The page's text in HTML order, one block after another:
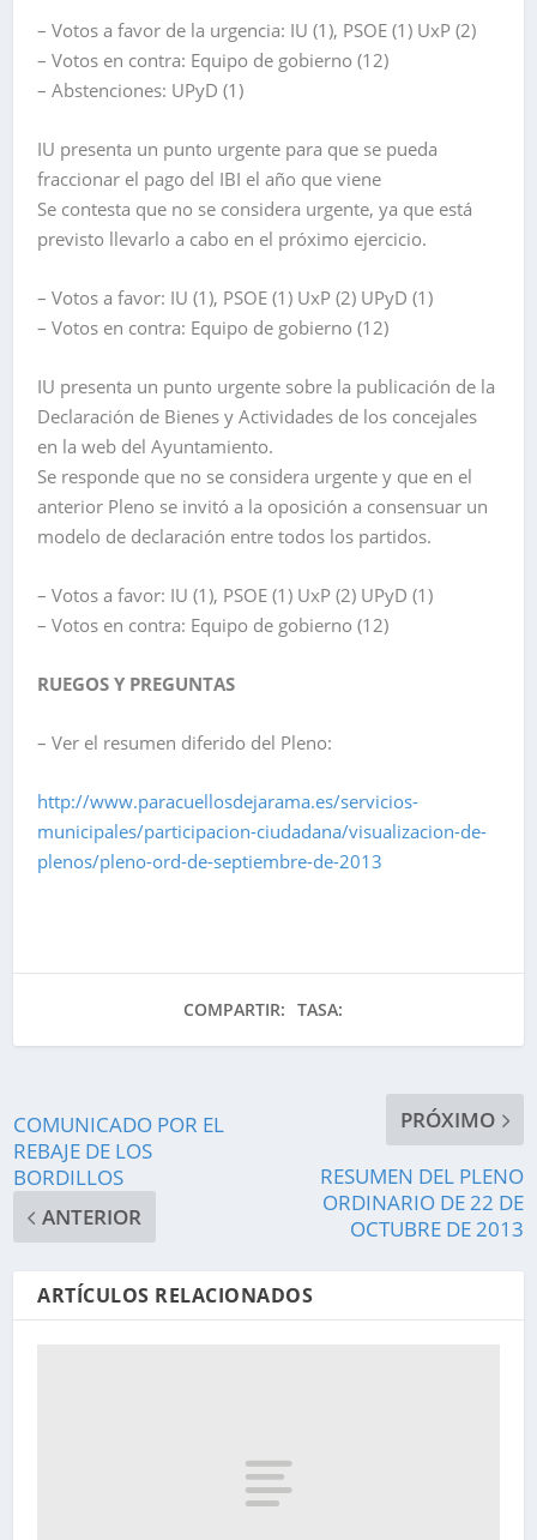
– Votos a favor de la urgencia: IU (1), PSOE (1) UxP (2)
– Votos en contra: Equipo de gobierno (12)
– Abstenciones: UPyD (1)
IU presenta un punto urgente para que se pueda
fraccionar el pago del IBI el año que viene
Se contesta que no se considera urgente, ya que está
previsto llevarlo a cabo en el próximo ejercicio.
– Votos a favor: IU (1), PSOE (1) UxP (2) UPyD (1)
– Votos en contra: Equipo de gobierno (12)
IU presenta un punto urgente sobre la publicación de la
Declaración de Bienes y Actividades de los concejales
en la web del Ayuntamiento.
Se responde que no se considera urgente y que en el
anterior Pleno se invitó a la oposición a consensuar un
modelo de declaración entre todos los partidos.
– Votos a favor: IU (1), PSOE (1) UxP (2) UPyD (1)
– Votos en contra: Equipo de gobierno (12)
RUEGOS Y PREGUNTAS
– Ver el resumen diferido del Pleno:
http://www.paracuellosdejarama.es/servicios-
municipales/participacion-ciudadana/visualizacion-de-
plenos/pleno-ord-de-septiembre-de-2013
COMPARTIR: TASA:
COMUNICADO POR EL
REBAJE DE LOS
BORDILLOS
ANTERIOR
PRÓXIMO
RESUMEN DEL PLENO
ORDINARIO DE 22 DE
OCTUBRE DE 2013
ARTÍCULOS RELACIONADOS